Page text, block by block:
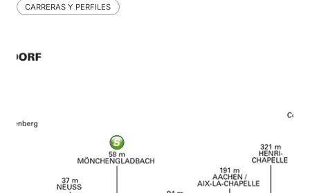
CARRERAS Y PERFILES